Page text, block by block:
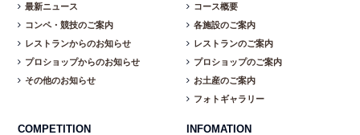
最新ニュース
コンペ・競技のご案内
レストランからのお知らせ
プロショップからのお知らせ
その他のお知らせ
コース概要
各施設のご案内
レストランのご案内
プロショップのご案内
お土産のご案内
フォトギャラリー
COMPETITION INFOMATION